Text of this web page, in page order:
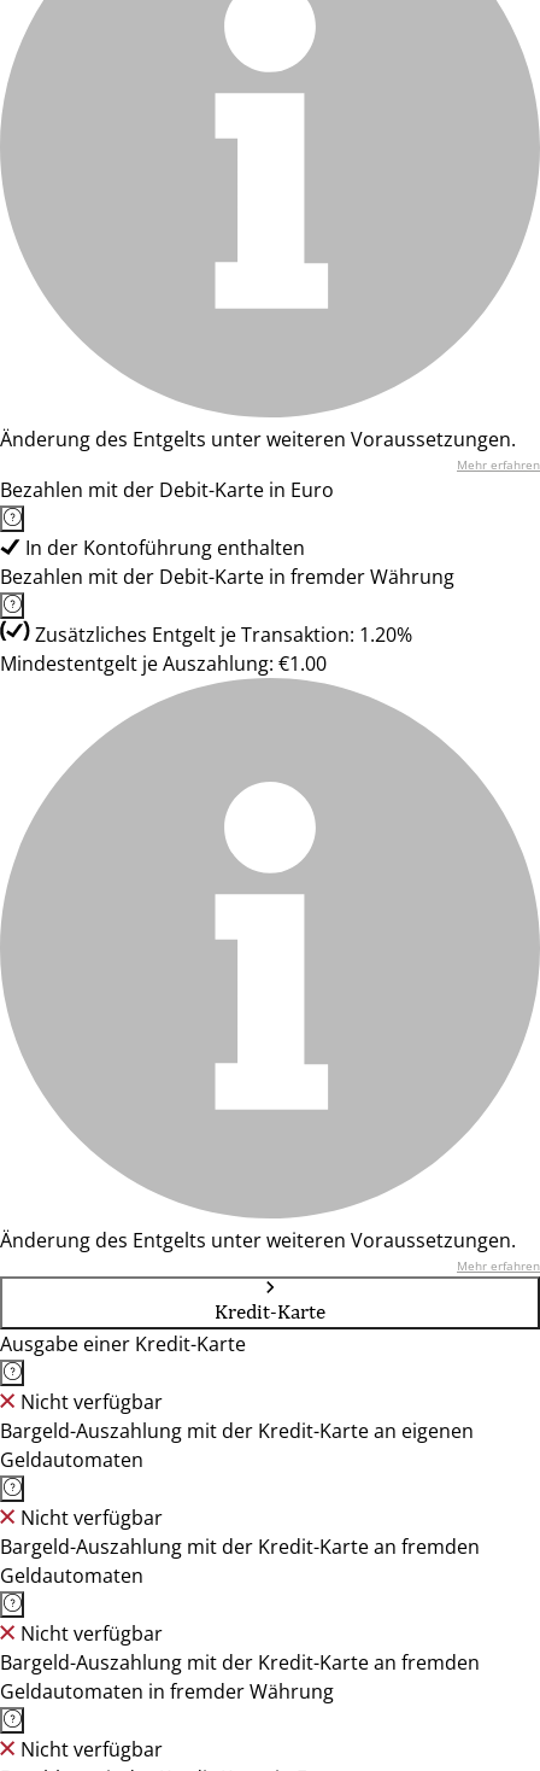
Änderung des Entgelts unter weiteren Voraussetzungen.
Mehr erfahren
Bezahlen mit der Debit-Karte in Euro
In der Kontoführung enthalten
Bezahlen mit der Debit-Karte in fremder Währung
Zusätzliches Entgelt je Transaktion: 1.20%
Mindestentgelt je Auszahlung: €1.00
Änderung des Entgelts unter weiteren Voraussetzungen.
Mehr erfahren
Kredit-Karte
Ausgabe einer Kredit-Karte
Nicht verfügbar
Bargeld-Auszahlung mit der Kredit-Karte an eigenen
Geldautomaten
Nicht verfügbar
Bargeld-Auszahlung mit der Kredit-Karte an fremden
Geldautomaten
Nicht verfügbar
Bargeld-Auszahlung mit der Kredit-Karte an fremden
Geldautomaten in fremder Währung
Nicht verfügbar